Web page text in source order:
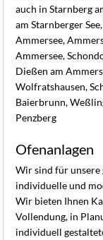
auch in Starnberg
am Starnberger
Ammersee,
Ammersee,
Dießen am
Wolfratshausen,
Baierbrunn,
Penzberg
Ofenanlagen
Wir sind für unsere
individuelle und
Wir bieten Ihnen
Vollendung, in
individuell